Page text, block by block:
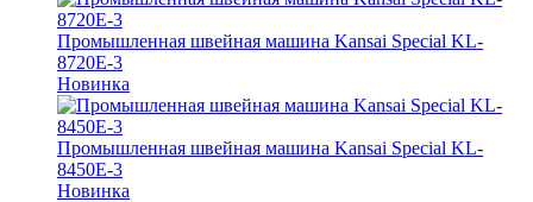
Промышленная швейная машина Kansai Special KL-
8720E-3
Новинка
Промышленная швейная машина Kansai Special KL-
8450E-3
Новинка